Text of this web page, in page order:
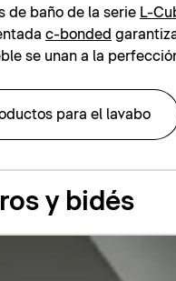
de baño de la serie L-
c-bonded
se unan a la
para el lavabo
y bidés